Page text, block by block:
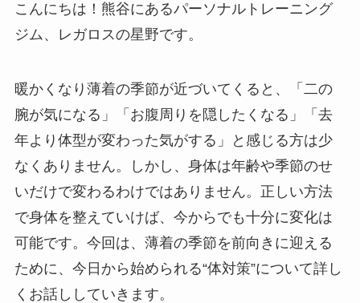
こんにちは！熊谷にあるパーソナルトレーニング
ジム、レガロスの星野です。
暖かくなり薄着の季節が近づいてくると、「二の
腕が気になる」「お腹周りを隠したくなる」「去
年より体型が変わった気がする」と感じる方は少
なくありません。しかし、身体は年齢や季節のせ
いだけで変わるわけではありません。正しい方法
で身体を整えていけば、今からでも十分に変化は
可能です。今回は、薄着の季節を前向きに迎える
ために、今日から始められる“体対策”について詳し
くお話ししていきます。